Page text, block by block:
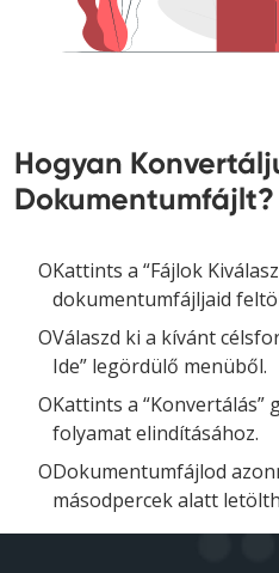
Hogyan
Dokumentumfájlt?
Kattints a “Fájlok
dokumentumfájljaid
Válaszd ki a kívánt
Ide” legördülő menüből.
Kattints a “Konvertálás”
folyamat elindításához.
Dokumentumfájlod
másodpercek alatt